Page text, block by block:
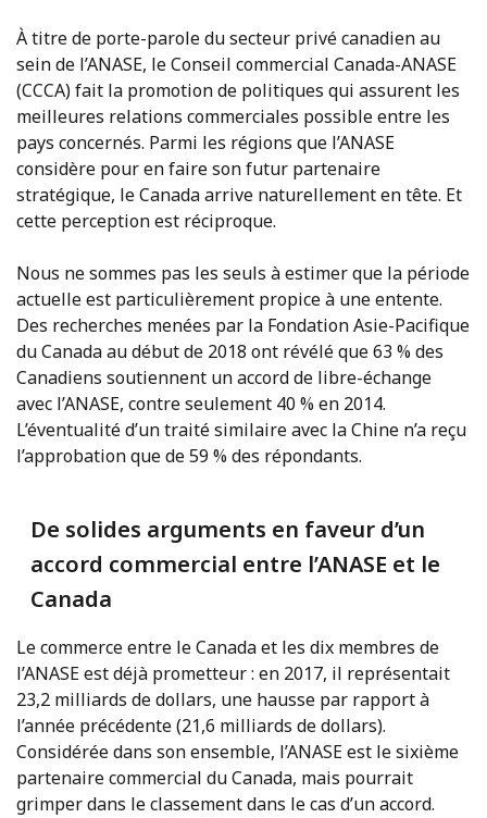
À titre de porte-parole du secteur privé canadien au
sein de l’ANASE, le Conseil commercial Canada-ANASE
(CCCA) fait la promotion de politiques qui assurent les
meilleures relations commerciales possible entre les
pays concernés. Parmi les régions que l’ANASE
considère pour en faire son futur partenaire
stratégique, le Canada arrive naturellement en tête. Et
cette perception est réciproque.
Nous ne sommes pas les seuls à estimer que la période
actuelle est particulièrement propice à une entente.
Des recherches menées par la Fondation Asie-Pacifique
du Canada au début de 2018 ont révélé que 63 % des
Canadiens soutiennent un accord de libre-échange
avec l’ANASE, contre seulement 40 % en 2014.
L’éventualité d’un traité similaire avec la Chine n’a reçu
l’approbation que de 59 % des répondants.
De solides arguments en faveur d’un
accord commercial entre l’ANASE et le
Canada
Le commerce entre le Canada et les dix membres de
l’ANASE est déjà prometteur : en 2017, il représentait
23,2 milliards de dollars, une hausse par rapport à
l’année précédente (21,6 milliards de dollars).
Considérée dans son ensemble, l’ANASE est le sixième
partenaire commercial du Canada, mais pourrait
grimper dans le classement dans le cas d’un accord.